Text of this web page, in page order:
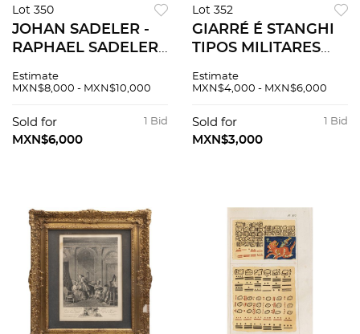
Lot 350
JOHAN SADELER -
RAPHAEL SADELER.
AUTUMNUS.
cm y 21 x 27 cm
Piezas: 2.
Estimate
MXN$8,000 - MXN$10,000
1 Bid
Sold for
MXN$6,000
Lot 352
GIARRÉ É STANGHI
TIPOS MILITARES
Grabados
cm Piezas: 9.
Estimate
MXN$4,000 - MXN$6,000
1 Bid
Sold for
MXN$3,000